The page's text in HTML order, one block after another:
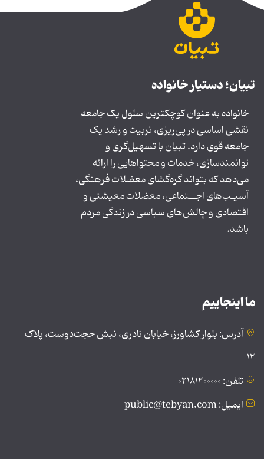
تبیان؛ دستیار خانواده
خانواده به عنوان کوچکترین سلول یک جامعه
نقشی اساسی در پی‌ریزی، تربیت و رشد یک
جامعه قوی دارد. تبیان با تسهیل‌گری و
توانمندسازی، خدمات و محتواهایی را ارائه
می‌دهد که بتواند گره‌گشای معضلات فرهنگی،
آسیـب‌های اجــتماعی، معضلات معیشتی و
اقتصادی و چالش‌های سیاسی در زندگی مردم
باشد.
ما اینجاییم
آدرس: بلوار کشاورز، خیابان نادری، نبش حجت‌دوست، پلاک
۱۲
تلفن: ۰۲۱۸۱۲۰۰۰۰۰
ایمیل: public@tebyan.com